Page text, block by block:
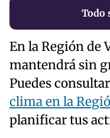
Todo
En la Región de
mantendrá sin
Puedes
clima en la
planificar tus